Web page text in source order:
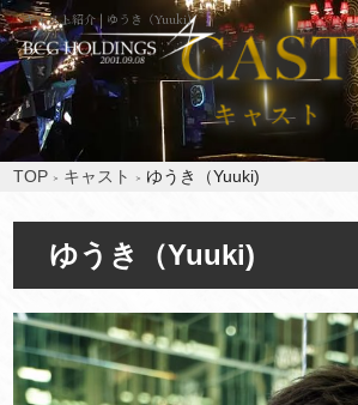
キャスト紹介 | ゆうき（Yuuki)
TOP キャスト ゆうき（Yuuki)
ゆうき（Yuuki)